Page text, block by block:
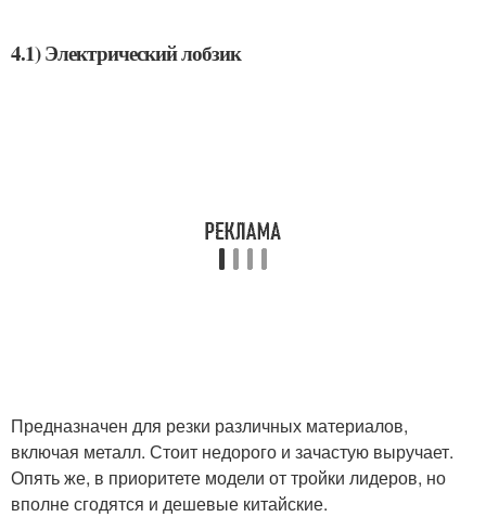
4.1) Электрический лобзик
Предназначен для резки различных материалов,
включая металл. Стоит недорого и зачастую выручает.
Опять же, в приоритете модели от тройки лидеров, но
вполне сгодятся и дешевые китайские.